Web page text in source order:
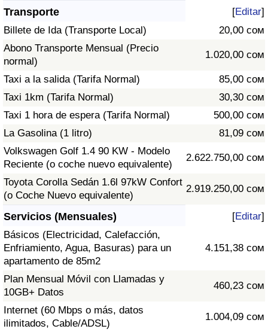
Transporte [Editar]
Billete de Ida (Transporte Local)
20,00 сом
Abono Transporte Mensual (Precio
normal)
1.020,00 сом
Taxi a la salida (Tarifa Normal)
85,00 сом
Taxi 1km (Tarifa Normal)
30,30 сом
Taxi 1 hora de espera (Tarifa Normal)
500,00 сом
La Gasolina (1 litro)
81,09 сом
Volkswagen Golf 1.4 90 KW - Modelo
Reciente (o coche nuevo equivalente)
2.622.750,00 сом
Toyota Corolla Sedán 1.6l 97kW Confort
(o Coche Nuevo equivalente)
2.919.250,00 сом
Servicios (Mensuales) [Editar]
Básicos (Electricidad, Calefacción,
Enfriamiento, Agua, Basuras) para un
apartamento de 85m2
4.151,38 сом
Plan Mensual Móvil con Llamadas y
10GB+ Datos
460,23 сом
Internet (60 Mbps o más, datos
ilimitados, Cable/ADSL)
1.004,09 сом